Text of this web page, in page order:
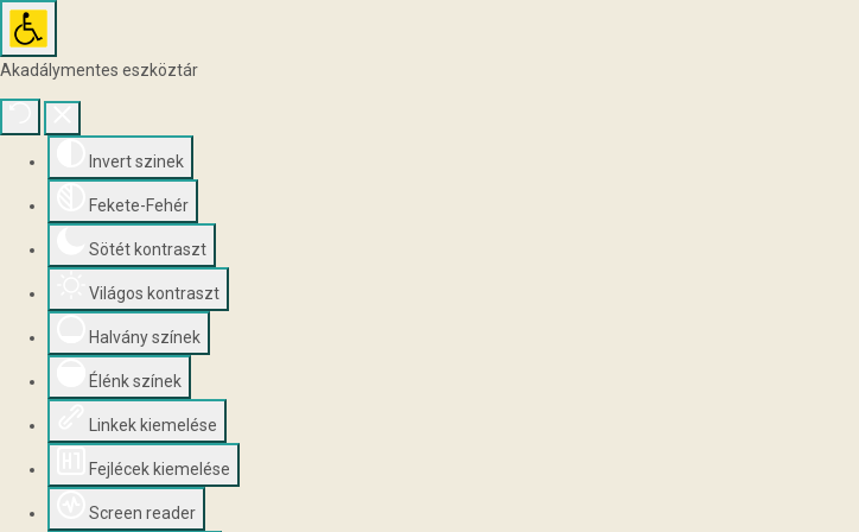
Akadálymentes eszköztár
Invert szinek
Fekete-Fehér
Sötét kontraszt
Világos kontraszt
Halvány színek
Élénk színek
Linkek kiemelése
Fejlécek kiemelése
Screen reader